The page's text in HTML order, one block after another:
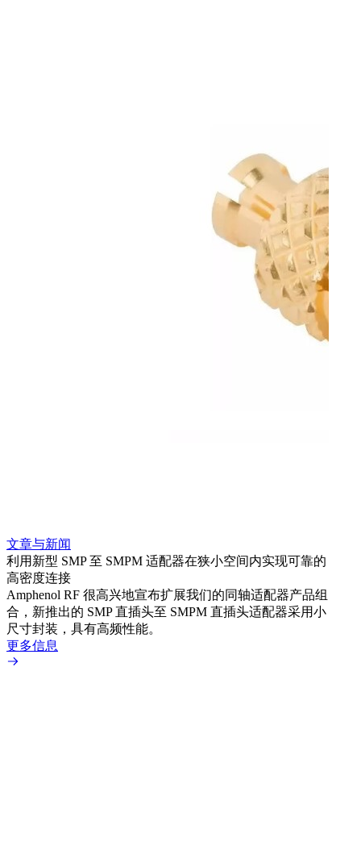
文章与新闻
利用新型 SMP 至 SMPM 适配器在狭小空间内实现可靠的
高密度连接
Amphenol RF 很高兴地宣布扩展我们的同轴适配器产品组
合，新推出的 SMP 直插头至 SMPM 直插头适配器采用小
尺寸封装，具有高频性能。
更多信息